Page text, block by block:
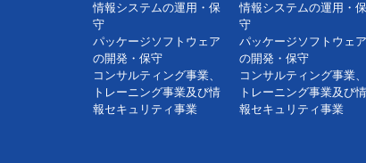
情報システムの運用・保
守
パッケージソフトウェア
の開発・保守
コンサルティング事業、
トレーニング事業及び情
報セキュリティ事業
情報システムの運用・保
守
パッケージソフトウェア
の開発・保守
コンサルティング事業、
トレーニング事業及び情
報セキュリティ事業